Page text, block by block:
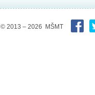
© 2013 – 2026 MŠMT